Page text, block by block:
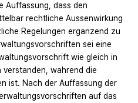
Auffassung, dass den
rechtliche Aussenwirkung
Regelungen erganzend zu
sei eine
wie gleich in
verstanden, wahrend die
ist. Nach der Auffassung der
auf das